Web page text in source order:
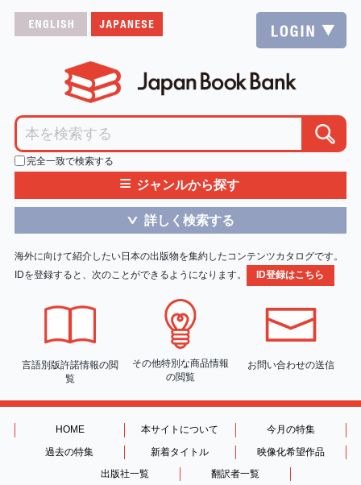
完全一致で検索する
≡ ジャンルから探す
＞ 詳しく検索する
海外に向けて紹介したい日本の出版物を集約したコンテンツカタログです。
IDを登録すると、次のことができるようになります。
ID登録はこちら
言語別版許諾情報の閲
覧
その他特別な商品情報
の閲覧
お問い合わせの送信
HOME 本サイトについて
今月の特集
過去の特集
新着タイトル
映像化希望作品
出版社一覧
翻訳者一覧